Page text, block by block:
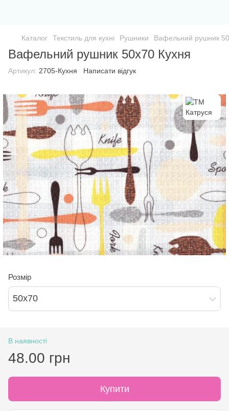
Каталог Текстиль для кухні Рушники Вафельний рушник
Вафельний рушник 50х70 Кухня
Артикул: 2705-Кухня Написати відгук
Розмір
50х70
В наявності
48.00 грн
Купити